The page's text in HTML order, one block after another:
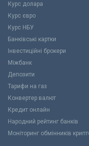
Курс долара
Курс євро
Курс НБУ
Банківські картки
Інвестиційні брокери
Міжбанк
Депозити
Тарифи на газ
Конвертер валют
Кредит онлайн
Народний рейтинг банків
Моніторинг обмінників